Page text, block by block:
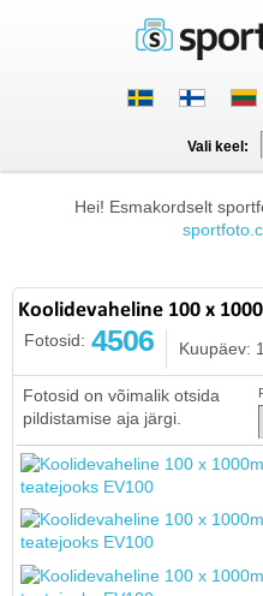
Vali keel:
Hei! Esmakordselt
Koolidevaheline 100 x
Fotosid: 4506 Kuupäev:
Fotosid on võimalik otsida
pildistamise aja järgi.